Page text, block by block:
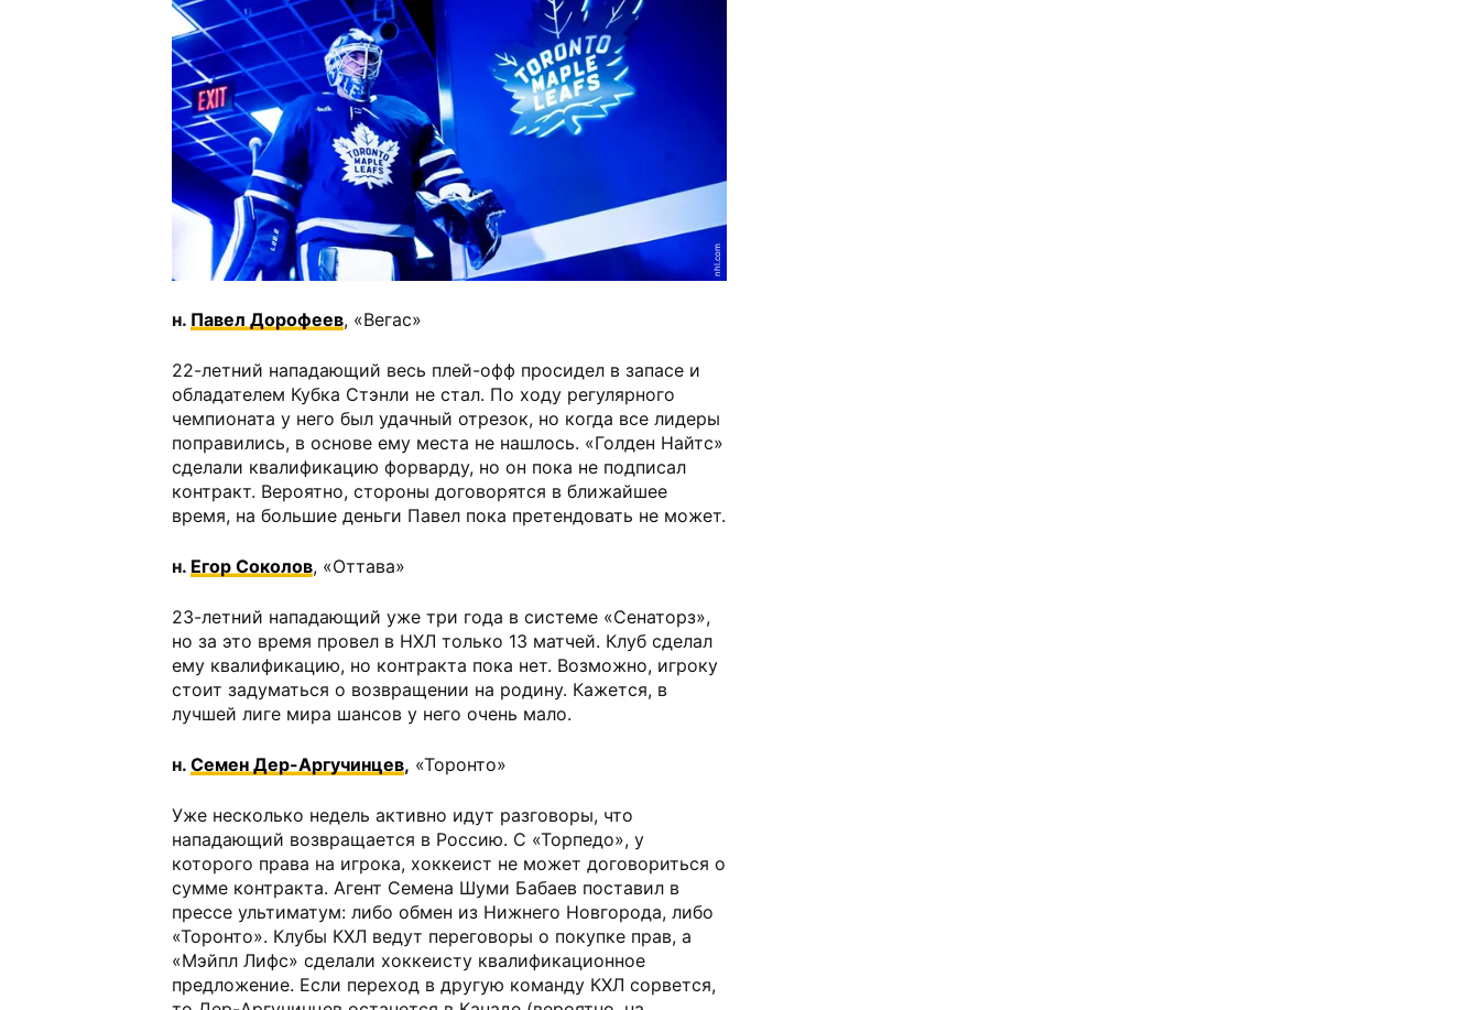
nhl.com
н. Павел Дорофеев, «Вегас»
22-летний нападающий весь плей-офф просидел в запасе и
обладателем Кубка Стэнли не стал. По ходу регулярного
чемпионата у него был удачный отрезок, но когда все лидеры
поправились, в основе ему места не нашлось. «Голден Найтс»
сделали квалификацию форварду, но он пока не подписал
контракт. Вероятно, стороны договорятся в ближайшее
время, на большие деньги Павел пока претендовать не может.
н. Егор Соколов, «Оттава»
23-летний нападающий уже три года в системе «Сенаторз»,
но за это время провел в НХЛ только 13 матчей. Клуб сделал
ему квалификацию, но контракта пока нет. Возможно, игроку
стоит задуматься о возвращении на родину. Кажется, в
лучшей лиге мира шансов у него очень мало.
н. Семен Дер-Аргучинцев, «Торонто»
Уже несколько недель активно идут разговоры, что
нападающий возвращается в Россию. С «Торпедо», у
которого права на игрока, хоккеист не может договориться о
сумме контракта. Агент Семена Шуми Бабаев поставил в
прессе ультиматум: либо обмен из Нижнего Новгорода, либо
«Торонто». Клубы КХЛ ведут переговоры о покупке прав, а
«Мэйпл Лифс» сделали хоккеисту квалификационное
предложение. Если переход в другую команду КХЛ сорвется,